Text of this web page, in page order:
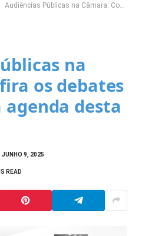
Audiências Públicas na Câmara: Confira os debates que estão na agenda desta semana
na
os debates
desta
JUNHO 9, 2025
READ